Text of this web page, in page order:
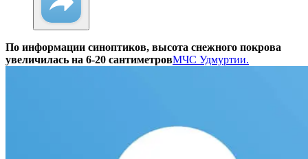
По информации синоптиков, высота снежного покрова
увеличилась на 6-20 сантиметровМЧС Удмуртии.